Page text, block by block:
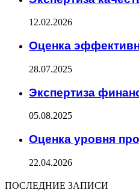
12.02.2026
Оценка
28.07.2025
Экспертиза
05.08.2025
Оценка уровня
22.04.2026
ПОСЛЕДНИЕ ЗАПИСИ